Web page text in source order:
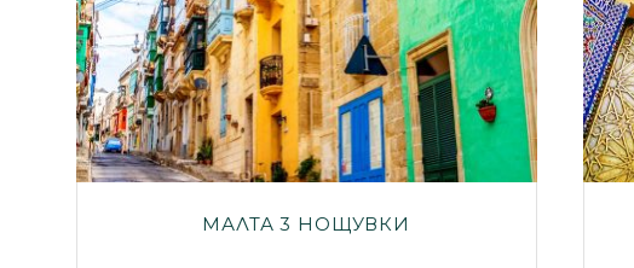
МАЛТА 3 НОЩУВКИ